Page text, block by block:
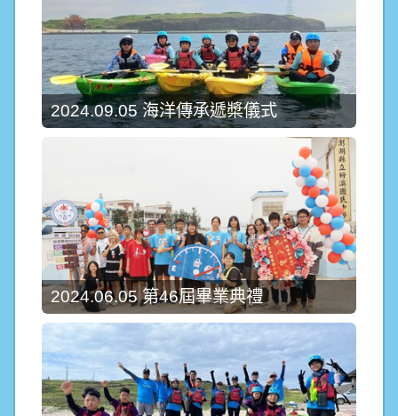
2024.09.05 海洋傳承遞槳儀式
2024.06.05 第46屆畢業典禮